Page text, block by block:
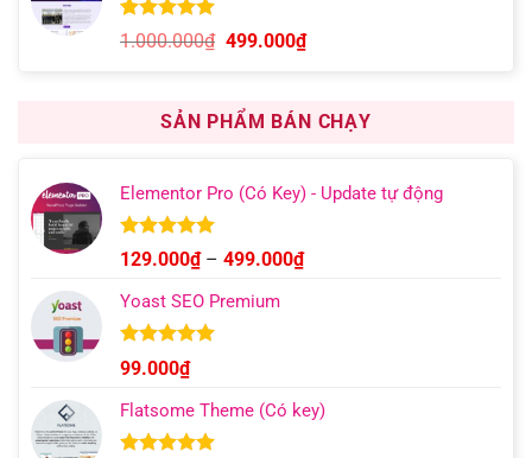
499.000₫.
5.00trên 5
dựa trên
10
1.000.000₫ Giá
1.000.000₫.
499.000₫Giá
là:
499.000₫.
SẢN PHẨM BÁN CHẠY
Elementor Pro (Có Key) - Update tự động
Được xếp
hạng 4.93
5 sao
129.000₫ – 499.000₫Khoảng
Yoast SEO Premium
Được xếp
hạng4.96
5 sao
99.000₫
Flatsome Theme (Có key)